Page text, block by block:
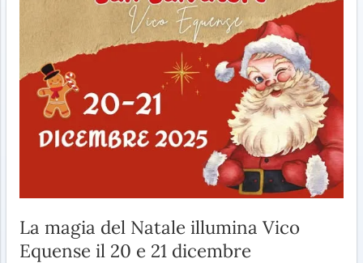
La magia del Natale illumina Vico
Equense il 20 e 21 dicembre